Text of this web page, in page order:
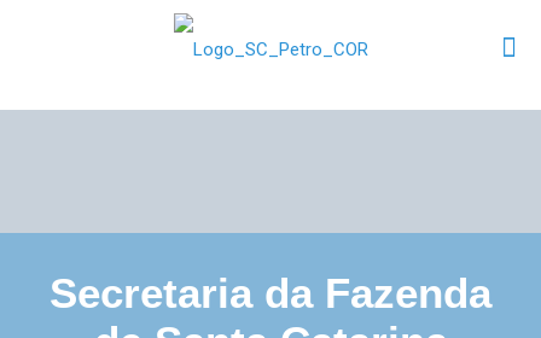
Secretaria da Fazenda